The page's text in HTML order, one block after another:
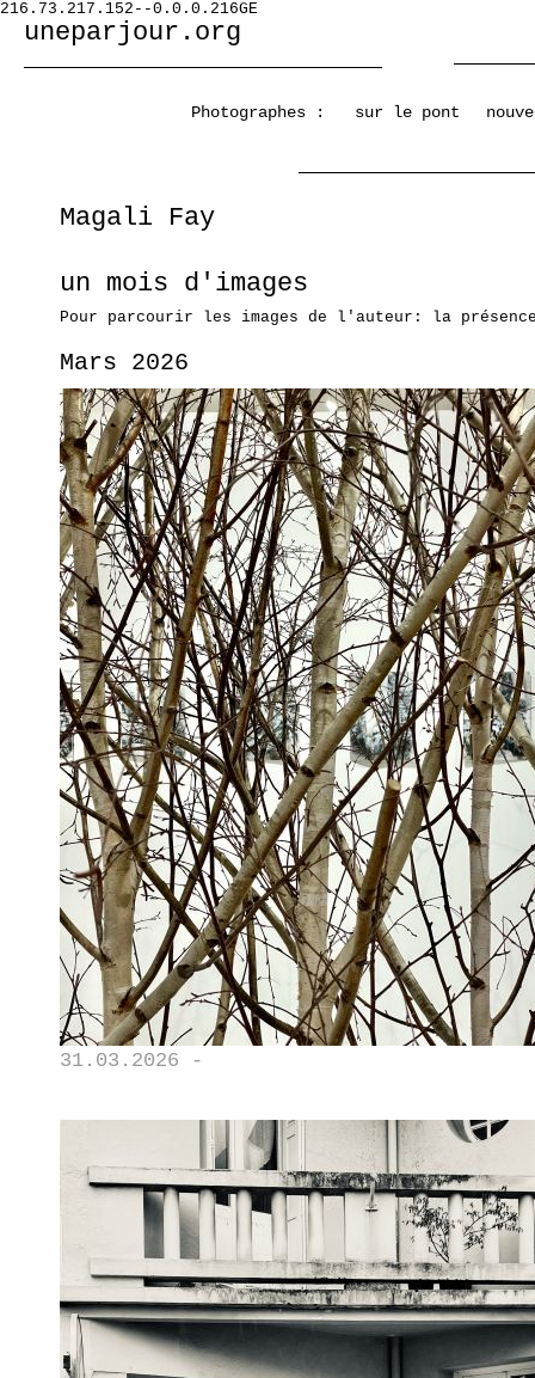
216.73.217.152--0.0.0.216GE
uneparjour.org
Photographes : sur le pont
Magali Fay
un mois d'images
Pour parcourir les images de l'auteur: la
Mars 2026
31.03.2026 -